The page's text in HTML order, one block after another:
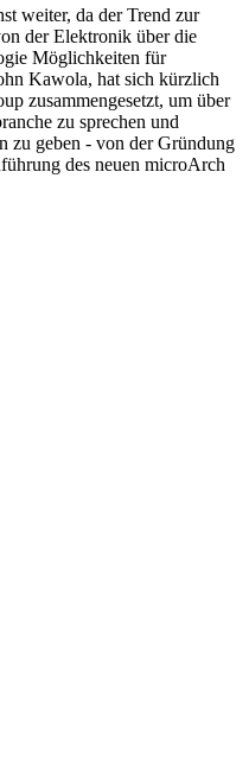
weiter, da der Trend zur
der Elektronik über die
Möglichkeiten für
Kawola, hat sich kürzlich
zusammengesetzt, um über
zu sprechen und
zu geben - von der Gründung
des neuen microArch